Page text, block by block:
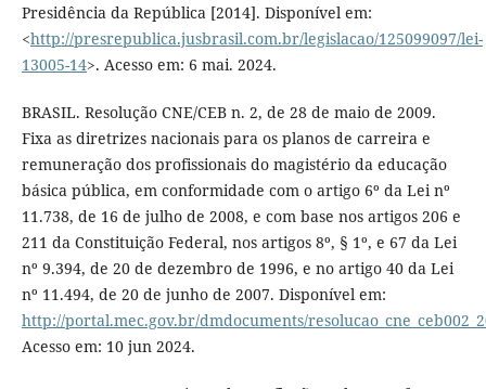
Presidência da República [2014]. Disponível em:
<http://presrepublica.jusbrasil.com.br/legislacao/125099097/lei-
13005-14>. Acesso em: 6 mai. 2024.
BRASIL. Resolução CNE/CEB n. 2, de 28 de maio de 2009.
Fixa as diretrizes nacionais para os planos de carreira e
remuneração dos profissionais do magistério da educação
básica pública, em conformidade com o artigo 6º da Lei nº
11.738, de 16 de julho de 2008, e com base nos artigos 206 e
211 da Constituição Federal, nos artigos 8º, § 1º, e 67 da Lei
nº 9.394, de 20 de dezembro de 1996, e no artigo 40 da Lei
nº 11.494, de 20 de junho de 2007. Disponível em:
http://portal.mec.gov.br/dmdocuments/
Acesso em: 10 jun 2024.